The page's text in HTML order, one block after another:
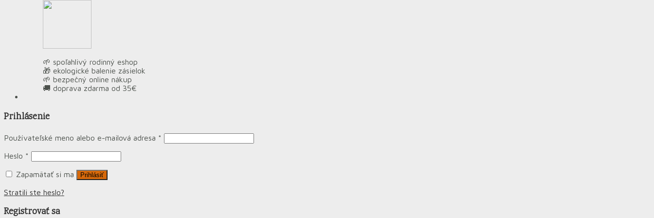
🌱 spoľahlivý rodinný eshop
🎁 ekologické balenie zásielok
🌱 bezpečný online nákup
🚚 doprava zdarma od 35€
Prihlásenie
Používateľské meno alebo e-mailová adresa *
Heslo *
Zapamätať si ma Prihlásiť
Stratili ste heslo?
Registrovať sa